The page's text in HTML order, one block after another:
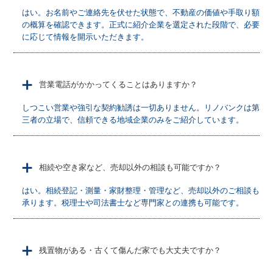
はい。お名前やご連絡先を伏せた状態で、不動産の価値や手取り額
の概算を確認できます。正式に紹介企業を選定された段階で、必要
に応じて情報を開示いただきます。
＋ 営業電話がかかってくることはありますか？
しつこい営業や強引な契約勧誘は一切ありません。リノバンクは第
三者の立場で、信頼できる地域企業のみをご紹介しています。
＋ 相続や空き家など、売却以外の相談も可能ですか？
はい。相続登記・測量・家財整理・管理など、売却以外のご相談も
承ります。税理士や司法書士など専門家との連携も可能です。
＋ 残置物がある・古くて傷んだ家でも大丈夫ですか？